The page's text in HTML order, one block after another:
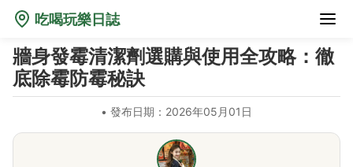
吃喝玩樂日誌
牆身發霉清潔劑選購與使用全攻略：徹
底除霉防霉秘訣
• 發布日期：2026年05月01日